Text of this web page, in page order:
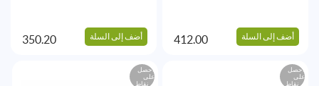
أضف إلى السلة 412.00 أضف إلى السلة 350.20
احصل
على
نقاط
احصل
على
نقاط